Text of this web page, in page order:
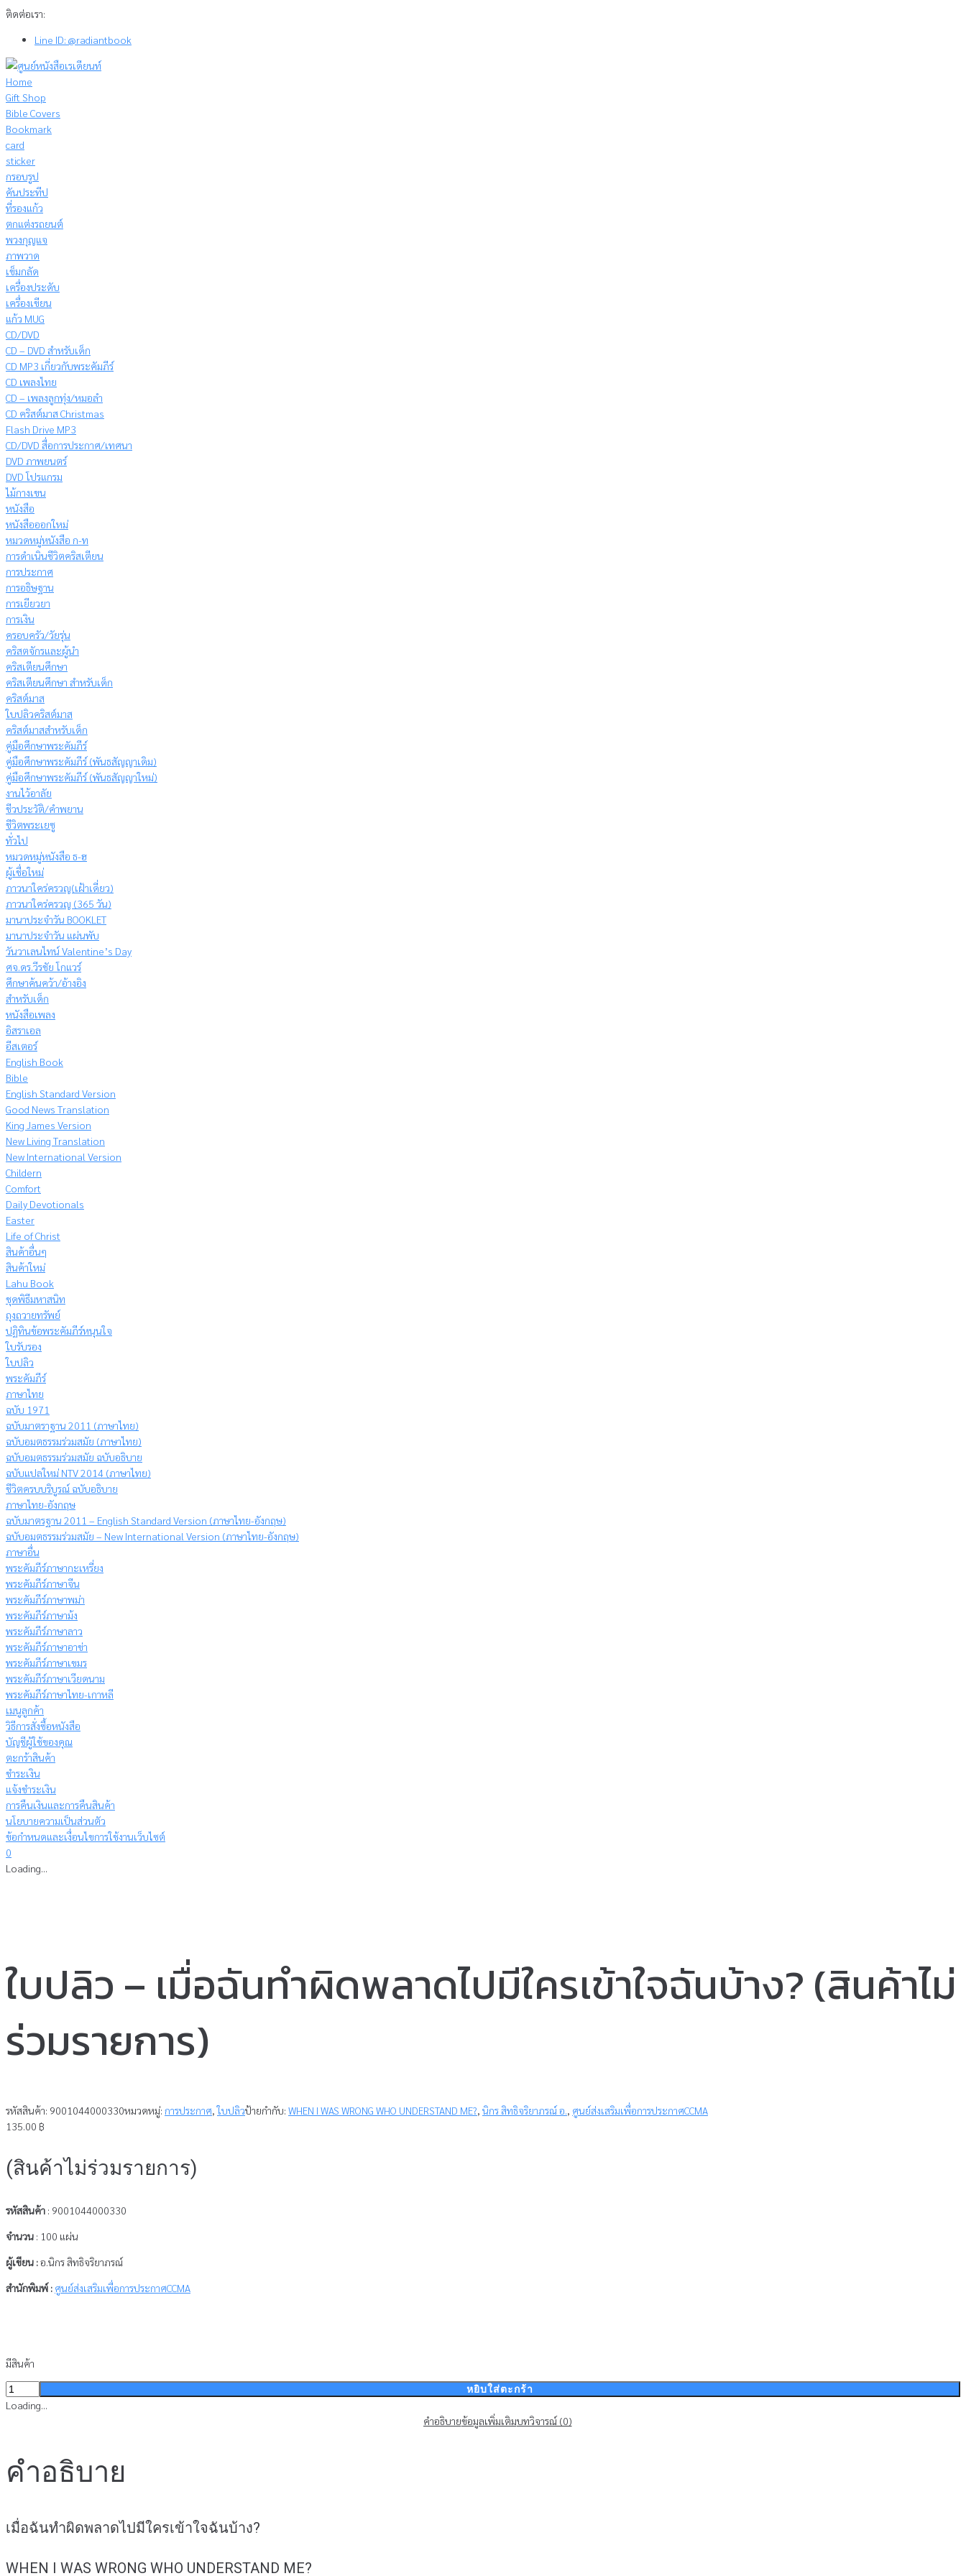
Skip
content
ติดต่อเรา:
Line ID: @radiantbook
Home
Gift Shop
Bible Covers
Bookmark
card
sticker
กรอบรูป
คันประทีป
ที่รองแก้ว
ตกแต่งรถยนต์
พวงกุญแจ
ภาพวาด
เข็มกลัด
เครื่องประดับ
เครื่องเขียน
แก้ว MUG
CD/DVD
CD – DVD สำหรับเด็ก
CD MP3 เกี่ยวกับพระคัมภีร์
CD เพลงไทย
CD – เพลงลูกทุ่ง/หมอลำ
CD คริสต์มาส Christmas
Flash Drive MP3
CD/DVD สื่อการประกาศ/เทศนา
DVD ภาพยนตร์
DVD โปรแกรม
ไม้กางเขน
หนังสือ
หนังสือออกใหม่
หมวดหมู่หนังสือ ก-ท
การดำเนินชีวิตคริสเตียน
การประกาศ
การอธิษฐาน
การเยียวยา
การเงิน
ครอบครัว/วัยรุ่น
คริสตจักรและผู้นำ
คริสเตียนศึกษา
คริสเตียนศึกษา สำหรับเด็ก
คริสต์มาส
ใบปลิวคริสต์มาส
คริสต์มาสสำหรับเด็ก
คู่มือศึกษาพระคัมภีร์
คู่มือศึกษาพระคัมภีร์ (พันธสัญญาเดิม)
คู่มือศึกษาพระคัมภีร์ (พันธสัญญาใหม่)
งานไว้อาลัย
ชีวประวัติ/คำพยาน
ชีวิตพระเยซู
ทั่วไป
หมวดหมู่หนังสือ ธ-ฮ
ผู้เชื่อใหม่
ภาวนาใคร่ครวญ(เฝ้าเดี่ยว)
ภาวนาใคร่ครวญ (365 วัน)
มานาประจำวัน BOOKLET
มานาประจำวัน แผ่นพับ
วันวาเลนไทน์ Valentine’s Day
ศจ.ดร.วีรชัย โกแวร์
ศึกษาค้นคว้า/อ้างอิง
สำหรับเด็ก
หนังสือเพลง
อิสราเอล
อีสเตอร์
English Book
Bible
English Standard Version
Good News Translation
King James Version
New Living Translation
New International Version
Childern
Comfort
Daily Devotionals
Easter
Life of Christ
สินค้าอื่นๆ
สินค้าใหม่
Lahu Book
ชุดพิธีมหาสนิท
ถุงถวายทรัพย์
ปฏิทินข้อพระคัมภีร์หนุนใจ
ใบรับรอง
ใบปลิว
พระคัมภีร์
ภาษาไทย
ฉบับ 1971
ฉบับมาตราฐาน 2011 (ภาษาไทย)
ฉบับอมตธรรมร่วมสมัย (ภาษาไทย)
ฉบับอมตธรรมร่วมสมัย ฉบับอธิบาย
ฉบับแปลใหม่ NTV 2014 (ภาษาไทย)
ชีวิตครบบริบูรณ์ ฉบับอธิบาย
ภาษาไทย-อังกฤษ
ฉบับมาตรฐาน 2011 – English Standard Version (ภาษาไทย-อังกฤษ)
ฉบับอมตธรรมร่วมสมัย – New International Version (ภาษาไทย-อังกฤษ)
ภาษาอื่น
พระคัมภีร์ภาษากะเหรี่ยง
พระคัมภีร์ภาษาจีน
พระคัมภีร์ภาษาพม่า
พระคัมภีร์ภาษาม้ง
พระคัมภีร์ภาษาลาว
พระคัมภีร์ภาษาอาข่า
พระคัมภีร์ภาษาเขมร
พระคัมภีร์ภาษาเวียดนาม
พระคัมภีร์ภาษาไทย-เกาหลี
เมนูลูกค้า
วิธีการสั่งซื้อหนังสือ
บัญชีผู้ใช้ของคุณ
ตะกร้าสินค้า
ชำระเงิน
แจ้งชำระเงิน
การคืนเงินและการคืนสินค้า
นโยบายความเป็นส่วนตัว
ข้อกำหนดและเงื่อนไขการใช้งานเว็บไซต์
0
Loading...
ใบปลิว – เมื่อฉันทำผิดพลาดไปมีใครเข้าใจฉันบ้าง? (สินค้าไม่
ร่วมรายการ)
รหัสสินค้า: 9001044000330หมวดหมู่: การประกาศ,ใบปลิวป้ายกำกับ: WHEN I WAS WRONG WHO UNDERSTAND ME?, นิกร สิทธิจริยาภรณ์ อ., ศูนย์ส่งเสริมเพื่อการประกาศCCMA
135.00 ฿
(สินค้าไม่ร่วมรายการ)
รหัสสินค้า : 9001044000330
จำนวน : 100 แผ่น
ผู้เขียน :อ.นิกร สิทธิจริยาภรณ์
สำนักพิมพ์ : ศูนย์ส่งเสริมเพื่อการประกาศCCMA
มีสินค้า
จำนวน
ใบปลิว
ทำ
ผิด
มี
เข้าใจ
หยิบใส่ตะกร้า
Loading...
คำอธิบายข้อมูลเพิ่มเติมบทวิจารณ์ (0)
คำอธิบาย
เมื่อฉันทำผิดพลาดไปมีใครเข้าใจฉันบ้าง?
WHEN I WAS WRONG WHO UNDERSTAND ME?